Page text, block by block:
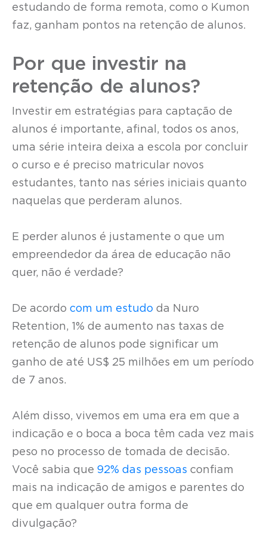
estudando de forma remota, como o Kumon
faz, ganham pontos na retenção de alunos.
Por que investir na
retenção de alunos?
Investir em estratégias para captação de
alunos é importante, afinal, todos os anos,
uma série inteira deixa a escola por concluir
o curso e é preciso matricular novos
estudantes, tanto nas séries iniciais quanto
naquelas que perderam alunos.
E perder alunos é justamente o que um
empreendedor da área de educação não
quer, não é verdade?
De acordo com um estudo da Nuro
Retention, 1% de aumento nas taxas de
retenção de alunos pode significar um
ganho de até US$ 25 milhões em um período
de 7 anos.
Além disso, vivemos em uma era em que a
indicação e o boca a boca têm cada vez mais
peso no processo de tomada de decisão.
Você sabia que 92% das pessoas confiam
mais na indicação de amigos e parentes do
que em qualquer outra forma de
divulgação?